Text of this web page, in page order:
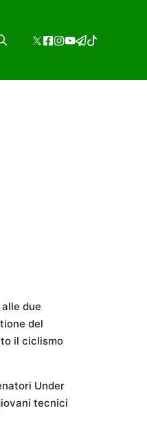
due
del
il ciclismo
Under
tecnici